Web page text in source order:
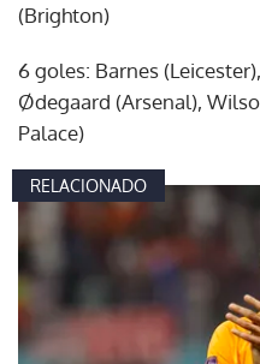
(Brighton)
6 goles: Barnes
Ødegaard (Arsenal),
Palace)
RELACIONADO